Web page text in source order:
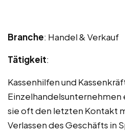
Branche: Handel & Verkauf
Tätigkeit:
Kassenhilfen und
Einzelhandelsunternehmen
sie oft den letzten Kontakt
Verlassen des Geschäfts in